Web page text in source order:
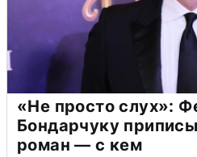
«Не просто слух»:
Бондарчуку
роман — с кем